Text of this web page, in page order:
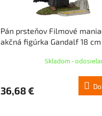
Pán prsteňov Filmové
akčná figúrka Gandalf 18 cm
Skladom -
36,68 €